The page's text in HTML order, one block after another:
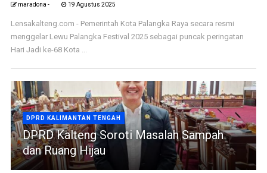
maradona - 19 Agustus 2025
Lensakalteng.com - Pemerintah Kota Palangka Raya secara resmi
menggelar Lewu Palangka Festival 2025 sebagai puncak peringatan
Hari Jadi ke-68 Kota ...
DPRD KALIMANTAN TENGAH
DPRD Kalteng Soroti Masalah Sampah
dan Ruang Hijau